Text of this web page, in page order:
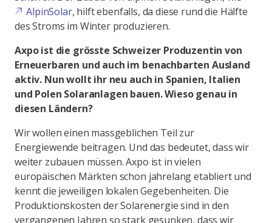
AlpinSolar, hilft ebenfalls, da diese rund die Hälfte
des Stroms im Winter produzieren.
Axpo ist die grösste Schweizer Produzentin von
Erneuerbaren und auch im benachbarten Ausland
aktiv. Nun wollt ihr neu auch in Spanien, Italien
und Polen Solaranlagen bauen. Wieso genau in
diesen Ländern?
Wir wollen einen massgeblichen Teil zur
Energiewende beitragen. Und das bedeutet, dass wir
weiter zubauen müssen. Axpo ist in vielen
europäischen Märkten schon jahrelang etabliert und
kennt die jeweiligen lokalen Gegebenheiten. Die
Produktionskosten der Solarenergie sind in den
vergangenen Jahren so stark gesunken, dass wir